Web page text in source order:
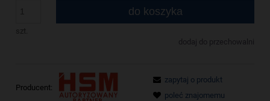
do koszyka
dodaj do przechowalni
Producent:
zapytaj o produkt
poleć znajomemu